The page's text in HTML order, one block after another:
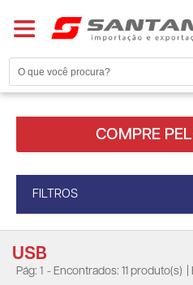
COMPRE
FILTROS
USB
Pág: 1 - Encontrados: 11 produto(s)